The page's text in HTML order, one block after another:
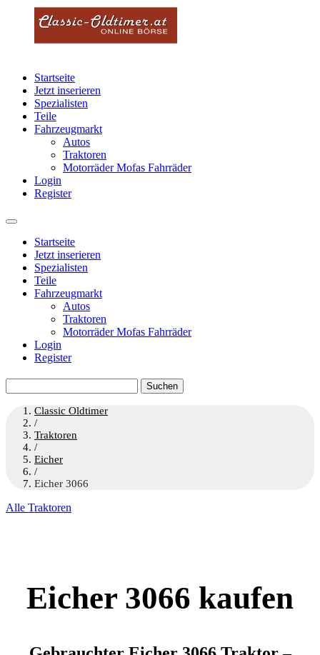
Startseite
Jetzt inserieren
Spezialisten
Teile
Fahrzeugmarkt
Autos
Traktoren
Motorräder Mofas Fahrräder
Login
Register
Startseite
Jetzt inserieren
Spezialisten
Teile
Fahrzeugmarkt
Autos
Traktoren
Motorräder Mofas Fahrräder
Login
Register
nach:
Classic Oldtimer
/
Traktoren
/
Eicher
/
Eicher 3066
Alle Traktoren
Eicher 3066 kaufen